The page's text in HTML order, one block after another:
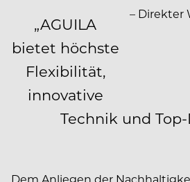
– Direkter
„AGUILA
bietet höchste
Flexibilität,
innovative
Technik und Top-
Dem Anliegen der